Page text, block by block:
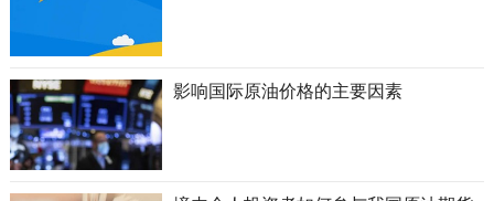
影响国际原油价格的主要因素